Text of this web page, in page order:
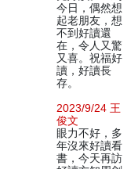
今日，偶然想
起老朋友，想
不到好讀還
在，令人又驚
又喜。祝福好
讀，好讀長
存。
2023/9/24 王
俊文
眼力不好，多
年沒來好讀看
書，今天再訪